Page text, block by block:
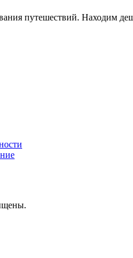
путешествий. Находим